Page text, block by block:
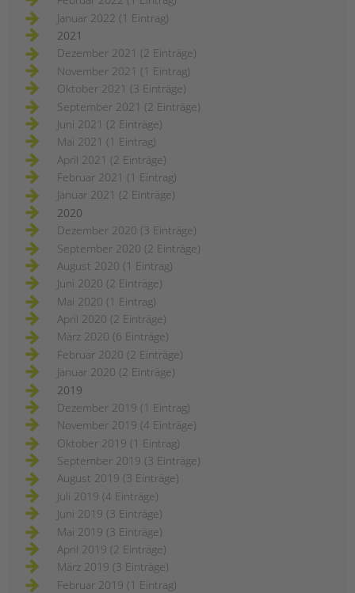
Januar 2022 (1 Eintrag)
2021
Dezember 2021 (2 Einträge)
November 2021 (1 Eintrag)
Oktober 2021 (3 Einträge)
September 2021 (2 Einträge)
Juni 2021 (2 Einträge)
Mai 2021 (1 Eintrag)
April 2021 (2 Einträge)
Februar 2021 (1 Eintrag)
Januar 2021 (2 Einträge)
2020
Dezember 2020 (3 Einträge)
September 2020 (2 Einträge)
August 2020 (1 Eintrag)
Juni 2020 (2 Einträge)
Mai 2020 (1 Eintrag)
April 2020 (2 Einträge)
März 2020 (6 Einträge)
Februar 2020 (2 Einträge)
Januar 2020 (2 Einträge)
2019
Dezember 2019 (1 Eintrag)
November 2019 (4 Einträge)
Oktober 2019 (1 Eintrag)
September 2019 (3 Einträge)
August 2019 (3 Einträge)
Juli 2019 (4 Einträge)
Juni 2019 (3 Einträge)
Mai 2019 (3 Einträge)
April 2019 (2 Einträge)
März 2019 (3 Einträge)
Februar 2019 (1 Eintrag)